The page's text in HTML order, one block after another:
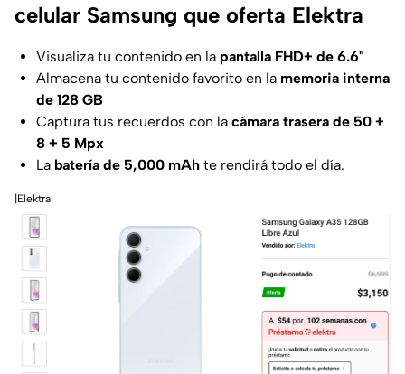
celular Samsung que oferta Elektra
Visualiza tu contenido en la pantalla FHD+ de 6.6"
Almacena tu contenido favorito en la memoria interna
de 128 GB
Captura tus recuerdos con la cámara trasera de 50 +
8 + 5 Mpx
La batería de 5,000 mAh te rendirá todo el día.
|Elektra